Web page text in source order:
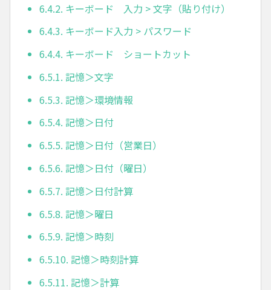
6.4.2. キーボード 入力 > 文字（貼り付け）
6.4.3. キーボード入力 > パスワード
6.4.4. キーボード ショートカット
6.5.1. 記憶＞文字
6.5.3. 記憶＞環境情報
6.5.4. 記憶＞日付
6.5.5. 記憶＞日付（営業日）
6.5.6. 記憶＞日付（曜日）
6.5.7. 記憶＞日付計算
6.5.8. 記憶＞曜日
6.5.9. 記憶＞時刻
6.5.10. 記憶＞時刻計算
6.5.11. 記憶＞計算